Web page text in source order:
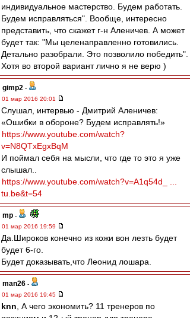
индивидуальное мастерство. Будем работать.
Будем исправляться". Вообще, интересно
представить, что скажет г-н Аленичев. А может
будет так: "Мы целенаправленно готовились.
Детально разобрали. Это позволило победить".
Хотя во второй вариант лично я не верю )
gimp2 -
01 мар 2016 20:01
Слушал, интервью - Дмитрий Аленичев:
«Ошибки в обороне? Будем исправлять!»
https://www.youtube.com/watch?
v=N8QTxEgxBqM
И поймал себя на мысли, что где то это я уже
слышал..
https://www.youtube.com/watch?v=A1q54d_ ...
tu.be&t=54
mp -
01 мар 2016 19:59
Да.Широков конечно из кожи вон лезть будет
будет 6-го.
Будет доказывать,что Леонид лошара.
man26 -
01 мар 2016 19:45
knn , А чего экономить? 11 тренеров по